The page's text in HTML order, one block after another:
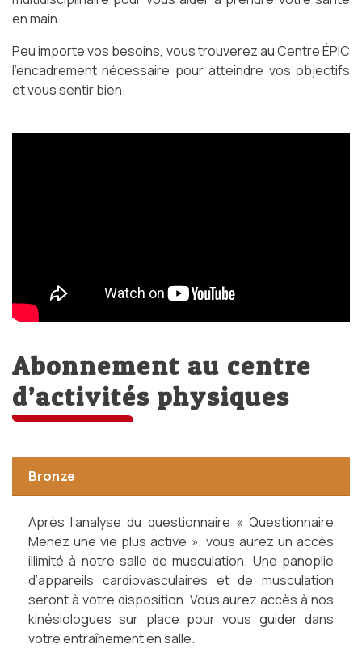
en main.
Peu importe vos besoins, vous trouverez au Centre ÉPIC
l’encadrement nécessaire pour atteindre vos objectifs
et vous sentir bien.
Abonnement au centre
d’activités physiques
Bronze
Après l’analyse du questionnaire « Questionnaire
Menez une vie plus active », vous aurez un accès
illimité à notre salle de musculation. Une panoplie
d’appareils cardiovasculaires et de musculation
seront à votre disposition. Vous aurez accès à nos
kinésiologues sur place pour vous guider dans
votre entraînement en salle.